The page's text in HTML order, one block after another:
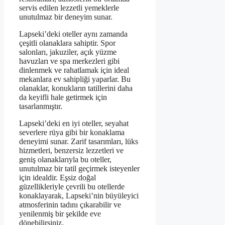
servis edilen lezzetli yemeklerle
unutulmaz bir deneyim sunar.
Lapseki’deki oteller aynı zamanda
çeşitli olanaklara sahiptir. Spor
salonları, jakuziler, açık yüzme
havuzları ve spa merkezleri gibi
dinlenmek ve rahatlamak için ideal
mekanlara ev sahipliği yaparlar. Bu
olanaklar, konukların tatillerini daha
da keyifli hale getirmek için
tasarlanmıştır.
Lapseki’deki en iyi oteller, seyahat
severlere rüya gibi bir konaklama
deneyimi sunar. Zarif tasarımları, lüks
hizmetleri, benzersiz lezzetleri ve
geniş olanaklarıyla bu oteller,
unutulmaz bir tatil geçirmek isteyenler
için idealdir. Eşsiz doğal
güzellikleriyle çevrili bu otellerde
konaklayarak, Lapseki’nin büyüleyici
atmosferinin tadını çıkarabilir ve
yenilenmiş bir şekilde eve
dönebilirsiniz.